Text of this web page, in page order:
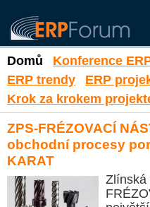
Domů Konference
ERP trendy
ERP
Krok za krokem
ZPS-FRÉZOVACÍ
obchodní procesy
KARAT
Zlínská